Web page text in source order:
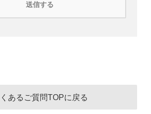
送信する
あるご質問TOPに戻る